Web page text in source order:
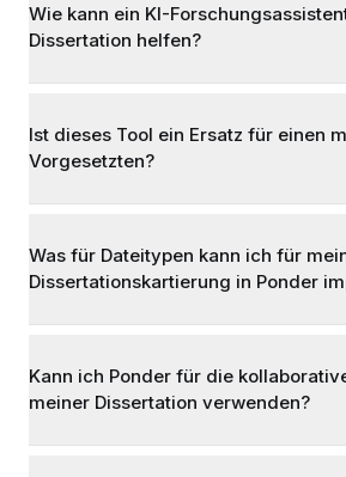
Wie kann ein KI-
Dissertation helfen?
Ist dieses Tool ein Ersatz für einen
Vorgesetzten?
Was für Dateitypen kann ich für
Dissertationskartierung in Ponder
Kann ich Ponder für die
meiner Dissertation verwenden?